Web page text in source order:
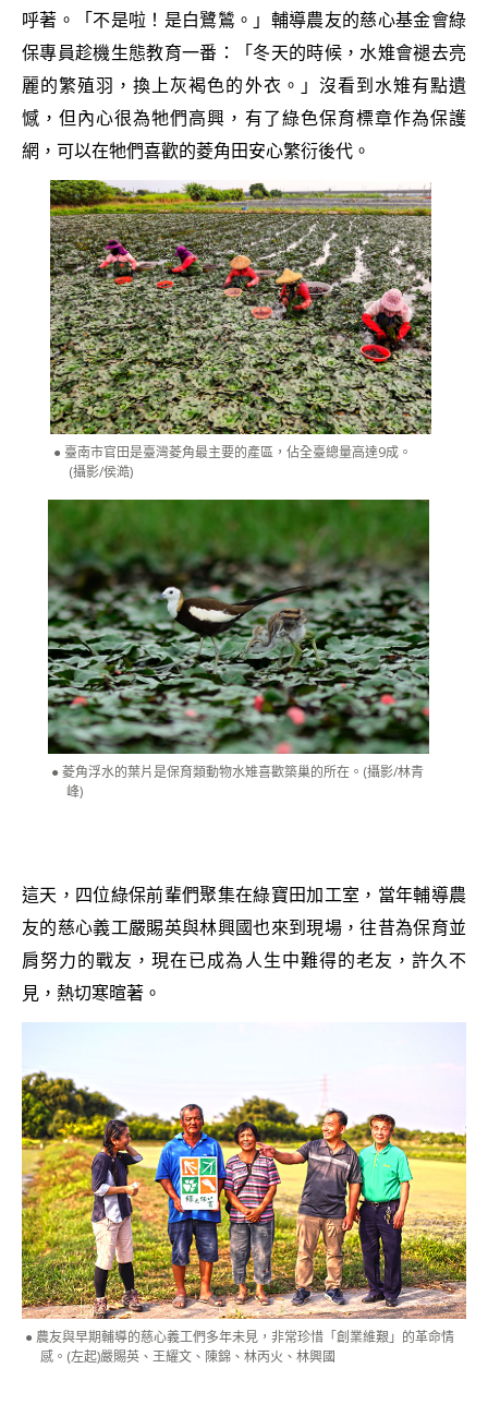
呼著。「不是啦！是白鷺鷥。」輔導農友的慈心基金會綠
保專員趁機生態教育一番：「冬天的時候，水雉會褪去亮
麗的繁殖羽，換上灰褐色的外衣。」沒看到水雉有點遺
憾，但內心很為牠們高興，有了綠色保育標章作為保護
網，可以在牠們喜歡的菱角田安心繁衍後代。
臺南市官田是臺灣菱角最主要的產區，佔全臺總量高達9成。
(攝影/侯澔)
菱角浮水的葉片是保育類動物水雉喜歡築巢的所在。(攝影/林青
峰)
這天，四位綠保前輩們聚集在綠寶田加工室，當年輔導農
友的慈心義工嚴賜英與林興國也來到現場，往昔為保育並
肩努力的戰友，現在已成為人生中難得的老友，許久不
見，熱切寒暄著。
農友與早期輔導的慈心義工們多年未見，非常珍惜「創業維艱」的革命情
感。(左起)嚴賜英、王耀文、陳錦、林丙火、林興國